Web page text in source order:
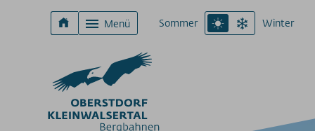
Menü Sommer Winter